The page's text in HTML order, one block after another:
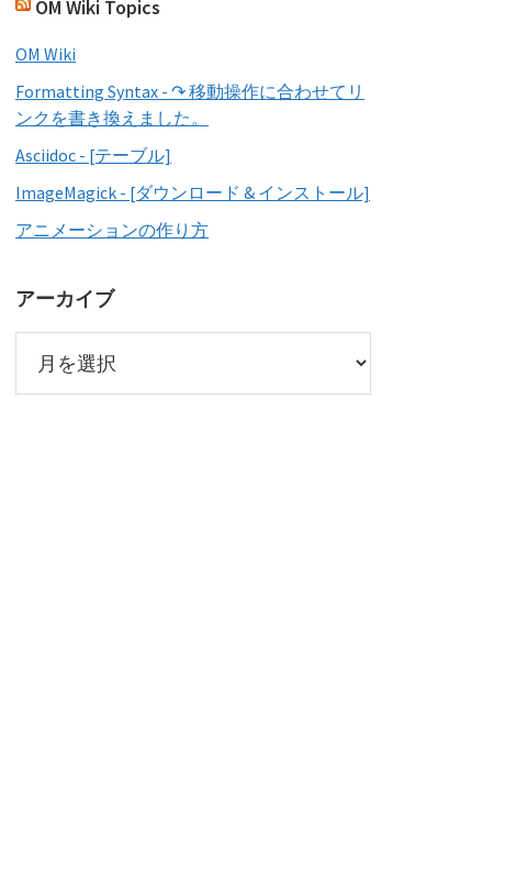
OM Wiki Topics
OM Wiki
Formatting Syntax - ↷ 移動操作に合わせてリ
ンクを書き換えました。
Asciidoc - [テーブル]
ImageMagick - [ダウンロード & インストール]
アニメーションの作り方
アーカイブ
カ